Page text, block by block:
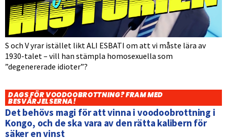
S och V yrar istället likt ALI ESBATI om att vi måste lära av
1930-talet – vill han stämpla homosexuella som
”degenererade idioter”?
DAGS FÖR VOODOOBROTTNING? FRAM MED
BESVÄRJELSERNA!
Det behövs magi för att vinna i voodoobrottning i
Kongo, och de ska vara av den rätta kalibern för
säker en vinst